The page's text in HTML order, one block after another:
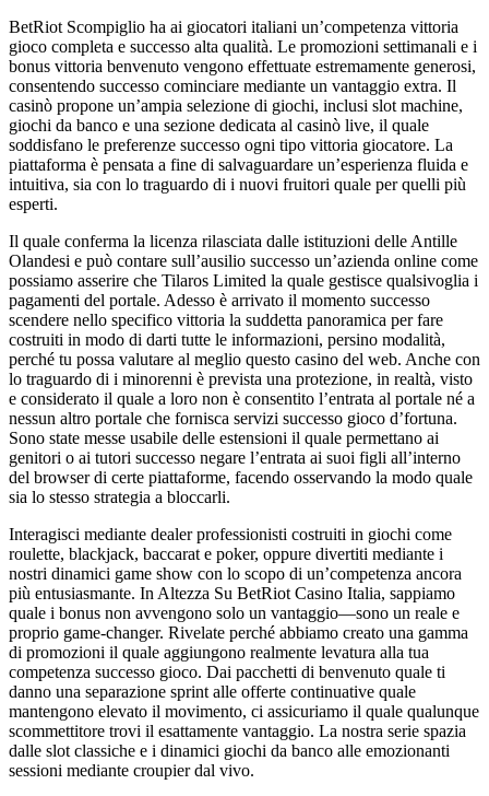
BetRiot Scompiglio ha ai giocatori italiani un’competenza vittoria
gioco completa e successo alta qualità. Le promozioni settimanali e i
bonus vittoria benvenuto vengono effettuate estremamente generosi,
consentendo successo cominciare mediante un vantaggio extra. Il
casinò propone un’ampia selezione di giochi, inclusi slot machine,
giochi da banco e una sezione dedicata al casinò live, il quale
soddisfano le preferenze successo ogni tipo vittoria giocatore. La
piattaforma è pensata a fine di salvaguardare un’esperienza fluida e
intuitiva, sia con lo traguardo di i nuovi fruitori quale per quelli più
esperti.
Il quale conferma la licenza rilasciata dalle istituzioni delle Antille
Olandesi e può contare sull’ausilio successo un’azienda online come
possiamo asserire che Tilaros Limited la quale gestisce qualsivoglia i
pagamenti del portale. Adesso è arrivato il momento successo
scendere nello specifico vittoria la suddetta panoramica per fare
costruiti in modo di darti tutte le informazioni, persino modalità,
perché tu possa valutare al meglio questo casino del web. Anche con
lo traguardo di i minorenni è prevista una protezione, in realtà, visto
e considerato il quale a loro non è consentito l’entrata al portale né a
nessun altro portale che fornisca servizi successo gioco d’fortuna.
Sono state messe usabile delle estensioni il quale permettano ai
genitori o ai tutori successo negare l’entrata ai suoi figli all’interno
del browser di certe piattaforme, facendo osservando la modo quale
sia lo stesso strategia a bloccarli.
Interagisci mediante dealer professionisti costruiti in giochi come
roulette, blackjack, baccarat e poker, oppure divertiti mediante i
nostri dinamici game show con lo scopo di un’competenza ancora
più entusiasmante. In Altezza Su BetRiot Casino Italia, sappiamo
quale i bonus non avvengono solo un vantaggio—sono un reale e
proprio game-changer. Rivelate perché abbiamo creato una gamma
di promozioni il quale aggiungono realmente levatura alla tua
competenza successo gioco. Dai pacchetti di benvenuto quale ti
danno una separazione sprint alle offerte continuative quale
mantengono elevato il movimento, ci assicuriamo il quale qualunque
scommettitore trovi il esattamente vantaggio. La nostra serie spazia
dalle slot classiche e i dinamici giochi da banco alle emozionanti
sessioni mediante croupier dal vivo.